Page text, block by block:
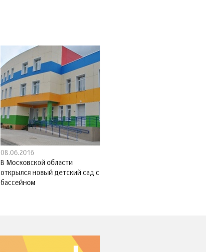
08.06.2016
В Московской области
открылся новый детский сад с
бассейном